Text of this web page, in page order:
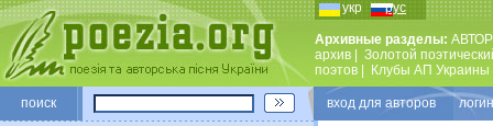
укр рус
Архивные разделы:
архив
Золотой
поэтов
Клубы АП Украины
поиск вход для авторов